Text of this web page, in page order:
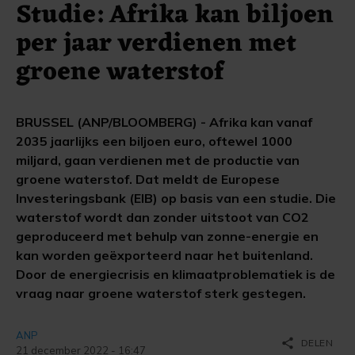
Studie: Afrika kan biljoen
per jaar verdienen met
groene waterstof
BRUSSEL (ANP/BLOOMBERG) - Afrika kan vanaf
2035 jaarlijks een biljoen euro, oftewel 1000
miljard, gaan verdienen met de productie van
groene waterstof. Dat meldt de Europese
Investeringsbank (EIB) op basis van een studie. Die
waterstof wordt dan zonder uitstoot van CO2
geproduceerd met behulp van zonne-energie en
kan worden geëxporteerd naar het buitenland.
Door de energiecrisis en klimaatproblematiek is de
vraag naar groene waterstof sterk gestegen.
ANP
21 december 2022 - 16:47
share DELEN